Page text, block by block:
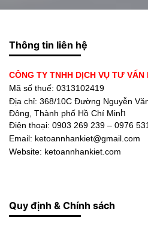
Thông tin liên hệ
CÔNG TY TNHH DỊCH VỤ TƯ
Mã số thuế: 0313102419
Địa chỉ: 368/10C Đường Nguyễn
Đông, Thành phố Hồ Chí Minh
Điện thoại: 0903 269 239 – 0976
Email: ketoannhankiet@gmail.com
Website: ketoannhankiet.com
Quy định & Chính sách